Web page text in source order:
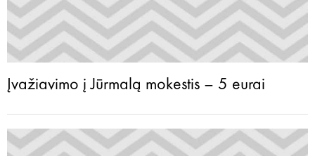
Įvažiavimo į Jūrmalą mokestis – 5 eurai